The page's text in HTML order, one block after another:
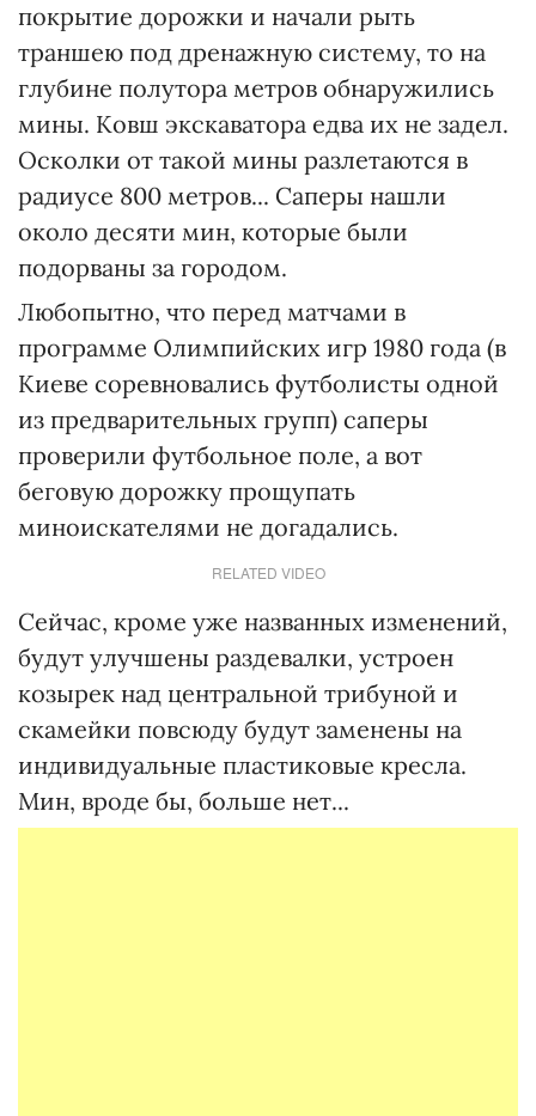
покрытие дорожки и начали рыть
траншею под дренажную систему, то на
глубине полутора метров обнаружились
мины. Ковш экскаватора едва их не задел.
Осколки от такой мины разлетаются в
радиусе 800 метров... Саперы нашли
около десяти мин, которые были
подорваны за городом.
Любопытно, что перед матчами в
программе Олимпийских игр 1980 года (в
Киеве соревновались футболисты одной
из предварительных групп) саперы
проверили футбольное поле, а вот
беговую дорожку прощупать
миноискателями не догадались.
RELATED VIDEO
Сейчас, кроме уже названных изменений,
будут улучшены раздевалки, устроен
козырек над центральной трибуной и
скамейки повсюду будут заменены на
индивидуальные пластиковые кресла.
Мин, вроде бы, больше нет...